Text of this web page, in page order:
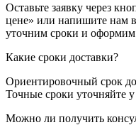
Оставьте заявку через
цене» или напишите нам
уточним сроки и оформим
Какие сроки доставки?
Ориентировочный срок
Точные сроки уточняйте
Можно ли получить